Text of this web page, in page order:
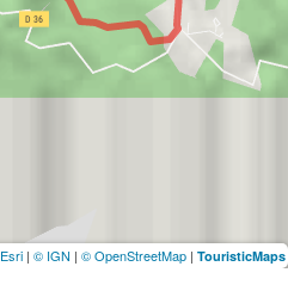
Esri | © IGN | © OpenStreetMap | TouristicMaps